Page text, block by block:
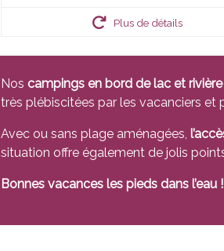
Plus de détails
Nos campings en bord de lac et rivière
très plébiscitées par les vacanciers
Avec ou sans plage aménagées,
situation offre également de jolis
Bonnes vacances les pieds dans l’eau !